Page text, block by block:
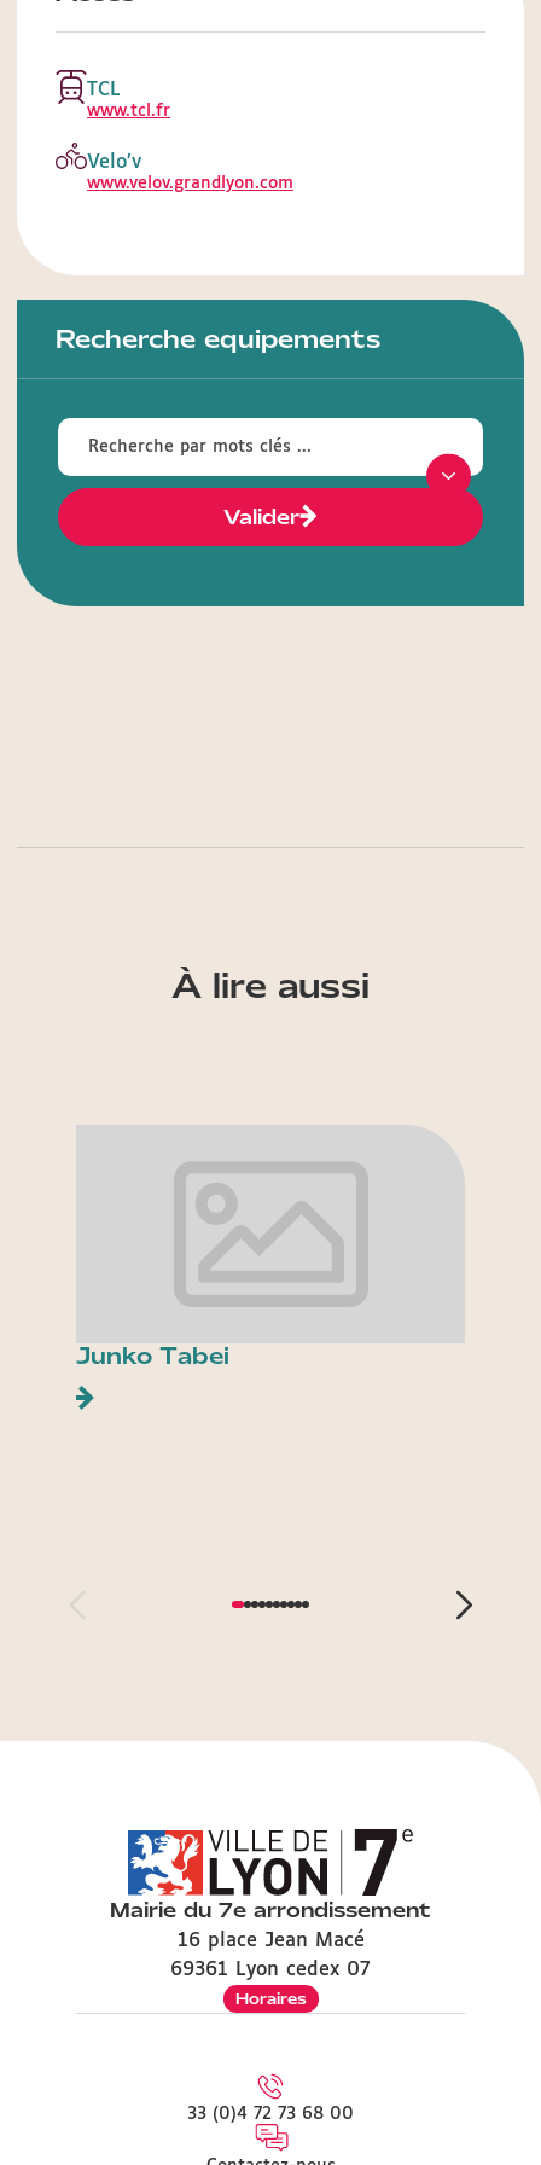
TCL
www.tcl.fr
Velo’v
www.velov.grandlyon.com
Recherche equipements
Valider
À lire aussi
Junko Tabei
Mairie du 7e arrondissement
16 place Jean Macé
69361 Lyon cedex 07
Horaires
33 (0)4 72 73 68 00